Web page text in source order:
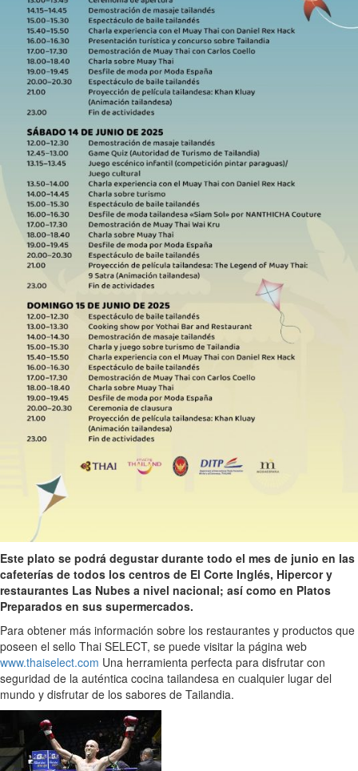
Este plato se podrá degustar durante todo el mes de junio en las
cafeterías de todos los centros de El Corte Inglés, Hipercor y
restaurantes Las Nubes a nivel nacional; así como en Platos
Preparados en sus supermercados.
Para obtener más información sobre los restaurantes y productos que
poseen el sello Thai SELECT, se puede visitar la página web
www.thaiselect.com Una herramienta perfecta para disfrutar con
seguridad de la auténtica cocina tailandesa en cualquier lugar del
mundo y disfrutar de los sabores de Tailandia.